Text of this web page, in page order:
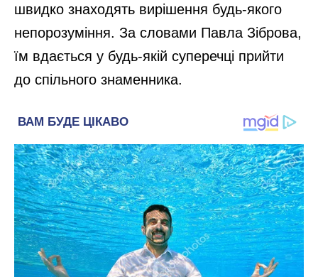
швидко знаходять вирішення будь-якого
непорозуміння. За словами Павла Зіброва,
їм вдається у будь-якій суперечці прийти
до спільного знаменника.